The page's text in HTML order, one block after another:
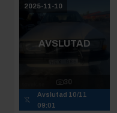
2025-11-10
AVSLUTAD
30
Avslutad 10/11
09:01